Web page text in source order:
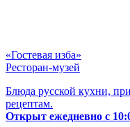
«Гостевая изба»
Ресторан-музей
Блюда русской кухни,
рецептам.
Открыт ежедневно с